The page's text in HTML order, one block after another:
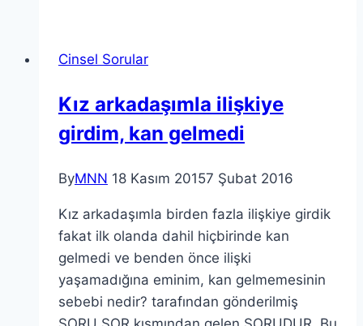
Cinsel Sorular
Kız arkadaşımla ilişkiye
girdim, kan gelmedi
ByMNN 18 Kasım 20157 Şubat 2016
Kız arkadaşımla birden fazla ilişkiye girdik
fakat ilk olanda dahil hiçbirinde kan
gelmedi ve benden önce ilişki
yaşamadığına eminim, kan gelmemesinin
sebebi nedir? tarafından gönderilmiş